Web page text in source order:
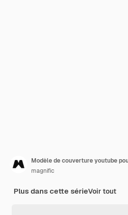
magnific
Plus dans cette sérieVoir tout